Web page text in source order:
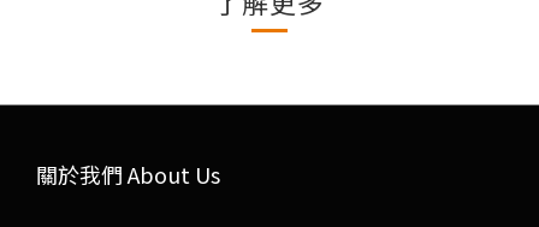
關於我們 About Us